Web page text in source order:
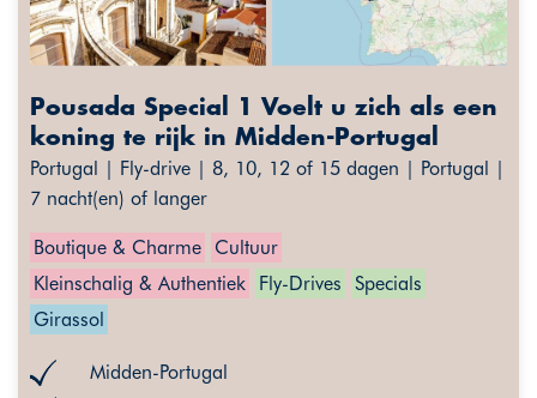
Pousada Special 1 Voelt u zich als een
koning te rijk in Midden-Portugal
Portugal | Fly-drive | 8, 10, 12 of 15 dagen | Portugal |
7 nacht(en) of langer
Boutique & Charme Cultuur
Kleinschalig & Authentiek
Fly-Drives
Specials
Girassol
Midden-Portugal